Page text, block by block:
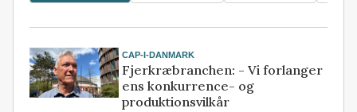
CAP-I-DANMARK
Fjerkræbranchen: - Vi forlanger
ens konkurrence- og
produktionsvilkår